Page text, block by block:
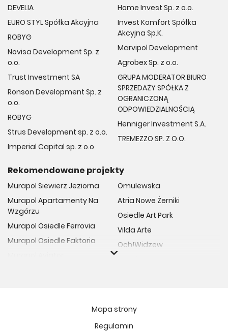
DEVELIA
EURO STYL Spółka Akcyjna
ROBYG
Novisa Development Sp. z
o.o.
Trust Investment SA
Ronson Development Sp. z
o.o.
ROBYG
Strus Development sp. z o.o.
Imperial Capital sp. z o.o
Home Invest Sp. z o.o.
Invest Komfort Spółka
Akcyjna Sp.K.
Marvipol Development
Agrobex Sp. z o.o.
GRUPA MODERATOR BIURO
SPRZEDAŻY SPÓŁKA Z
OGRANICZONĄ
ODPOWIEDZIALNOŚCIĄ
Henniger Investment S.A.
TREMEZZO SP. Z O.O.
Rekomendowane projekty
Murapol Siewierz Jeziorna
Murapol Apartamenty Na
Wzgórzu
Murapol Osiedle Ferrovia
Murapol Osiedle Faktoria
Murapol Osiedle Szafirove
Omulewska
Atria Nowe Żerniki
Osiedle Art Park
Vilda Arte
Och!Widzew
Mapa strony
Regulamin